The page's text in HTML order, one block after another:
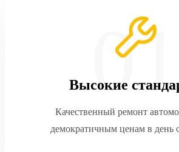
Высокие
Качественный ремонт
демократичным ценам в день